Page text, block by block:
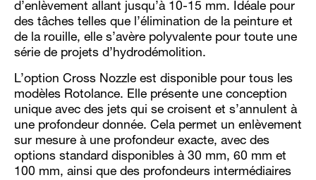
d’enlèvement allant jusqu’à 10-15 mm. Idéale pour
des tâches telles que l’élimination de la peinture et
de la rouille, elle s’avère polyvalente pour toute une
série de projets d’hydrodémolition.
L’option Cross Nozzle est disponible pour tous les
modèles Rotolance. Elle présente une conception
unique avec des jets qui se croisent et s’annulent à
une profondeur donnée. Cela permet un enlèvement
sur mesure à une profondeur exacte, avec des
options standard disponibles à 30 mm, 60 mm et
100 mm, ainsi que des profondeurs intermédiaires